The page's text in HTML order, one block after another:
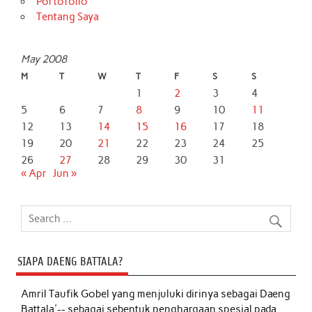
Tentang Saya
May 2008
M T W T F S S
1 2 3
4
5
6 7 8 9 10
11
12
13 14 15 16 17
18
19
20 21 22 23 24
25
26
27 28 29 30
31
« Apr Jun »
SIAPA DAENG BATTALA?
Amril Taufik Gobelyang menjuluki dirinya sebagai Daeng